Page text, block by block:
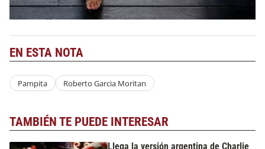
EN ESTA NOTA
Pampita Roberto Garcia Moritan
TAMBIÉN TE PUEDE INTERESAR
Llega la versión argentina de Charlie